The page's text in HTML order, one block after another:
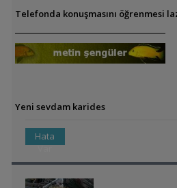
Telefonda konuşmasını öğrenmesi
Yeni sevdam karides
Hata
Var